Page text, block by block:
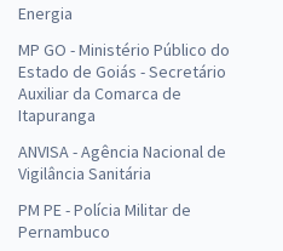
Energia
MP GO - Ministério Público do
Estado de Goiás - Secretário
Auxiliar da Comarca de
Itapuranga
ANVISA - Agência Nacional de
Vigilância Sanitária
PM PE - Polícia Militar de
Pernambuco